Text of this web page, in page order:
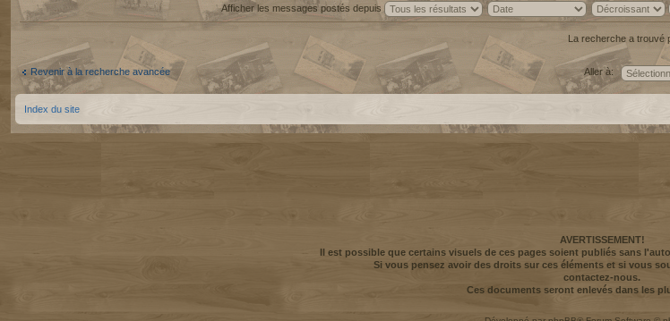
Afficher les messages postés depuis
La recherche a trouvé
Revenir à la recherche avancée Aller à:
Index du site
AVERTISSEMENT!
Il est possible que certains visuels de ces pages soient publiés sans
Si vous pensez avoir des droits sur ces éléments et si vous
contactez-nous.
Ces documents seront enlevés dans les